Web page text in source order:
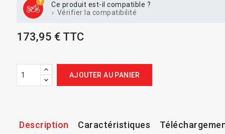
Ce produit est-il compatible ?
Vérifier la compatibilité
173,95 € TTC
AJOUTER AU PANIER
Description Caractéristiques